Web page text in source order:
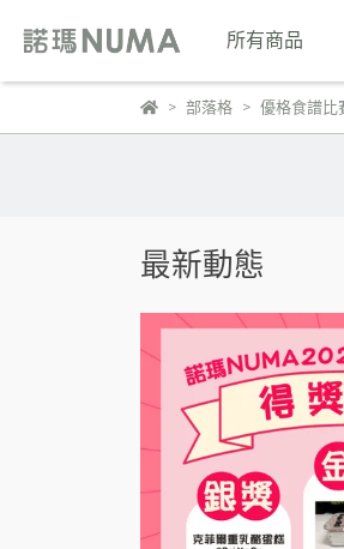
所有商品
部落格 優格食譜比
最新動態